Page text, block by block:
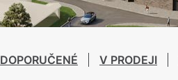
DOPORUČENÉ V PRODEJI